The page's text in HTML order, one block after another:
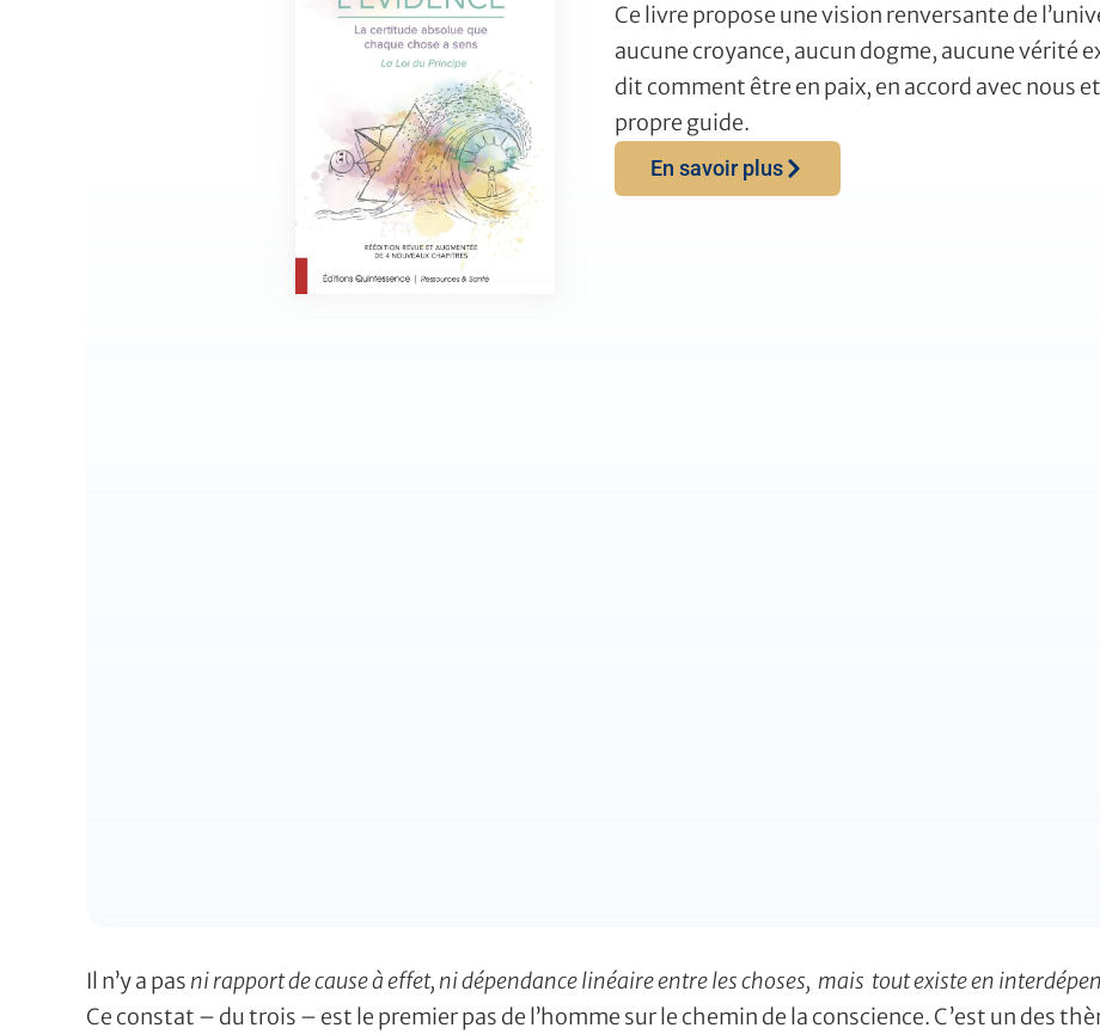
Ce livre propose une vision renversante de
aucune croyance, aucun dogme, aucune vérité
dit comment être en paix, en accord avec nous
propre guide.
En savoir plus
Il n’y a pasni rapport de cause à effet, ni dépendance linéaire entre les choses, mais tout existe en
Ce constat – du trois – est le premier pas de l’homme sur le chemin de la conscience. C’est un des